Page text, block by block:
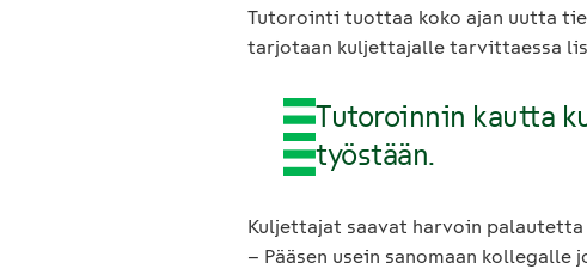
Tutorointi tuottaa koko ajan uutta
tarjotaan kuljettajalle tarvittaessa
Tutoroinnin kautta
työstään.
Kuljettajat saavat harvoin
– Pääsen usein sanomaan